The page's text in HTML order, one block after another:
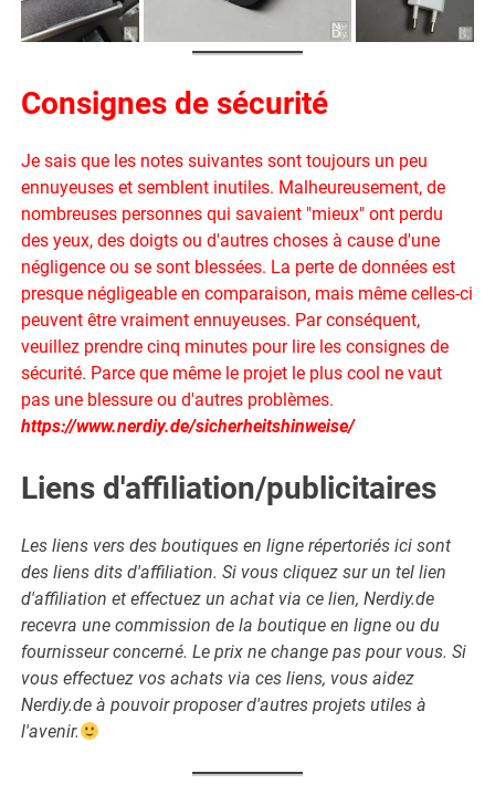
Consignes de sécurité
Je sais que les notes suivantes sont toujours un peu
ennuyeuses et semblent inutiles. Malheureusement, de
nombreuses personnes qui savaient "mieux" ont perdu
des yeux, des doigts ou d'autres choses à cause d'une
négligence ou se sont blessées. La perte de données est
presque négligeable en comparaison, mais même celles-ci
peuvent être vraiment ennuyeuses. Par conséquent,
veuillez prendre cinq minutes pour lire les consignes de
sécurité. Parce que même le projet le plus cool ne vaut
pas une blessure ou d'autres problèmes.
https://www.nerdiy.de/sicherheitshinweise/
Liens d'affiliation/publicitaires
Les liens vers des boutiques en ligne répertoriés ici sont
des liens dits d'affiliation. Si vous cliquez sur un tel lien
d'affiliation et effectuez un achat via ce lien, Nerdiy.de
recevra une commission de la boutique en ligne ou du
fournisseur concerné. Le prix ne change pas pour vous. Si
vous effectuez vos achats via ces liens, vous aidez
Nerdiy.de à pouvoir proposer d'autres projets utiles à
l'avenir.